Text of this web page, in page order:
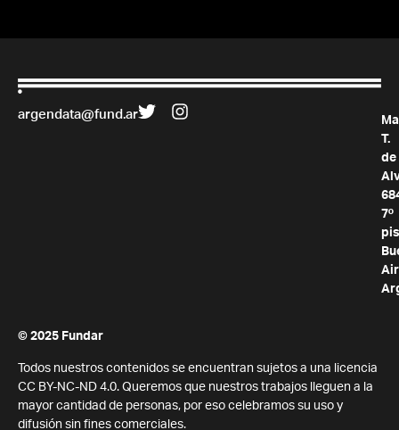
argendata@fund.ar
T.
de
7º
© 2025 Fundar
Todos nuestros contenidos se encuentran sujetos a una licencia
CC BY-NC-ND 4.0. Queremos que nuestros trabajos lleguen a la
mayor cantidad de personas, por eso celebramos su uso y
difusión sin fines comerciales.